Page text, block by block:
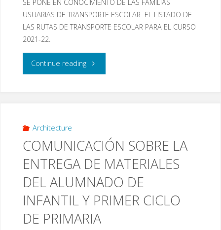
2021-
22"
SE PONE EN CONOCIMIENTO DE LAS FAMILIAS
USUARIAS DE TRANSPORTE ESCOLAR EL LISTADO DE
LAS RUTAS DE TRANSPORTE ESCOLAR PARA EL CURSO
2021-22.
Continue reading"RUTAS
CURSO
21-
22"
Architecture
COMUNICACIÓN SOBRE LA
ENTREGA DE MATERIALES
DEL ALUMNADO DE
INFANTIL Y PRIMER CICLO
DE PRIMARIA